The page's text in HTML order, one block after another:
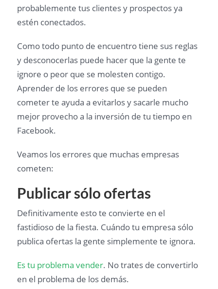
probablemente tus clientes y prospectos ya
estén conectados.
Como todo punto de encuentro tiene sus reglas
y desconocerlas puede hacer que la gente te
ignore o peor que se molesten contigo.
Aprender de los errores que se pueden
cometer te ayuda a evitarlos y sacarle mucho
mejor provecho a la inversión de tu tiempo en
Facebook.
Veamos los errores que muchas empresas
cometen:
Publicar sólo ofertas
Definitivamente esto te convierte en el
fastidioso de la fiesta. Cuándo tu empresa sólo
publica ofertas la gente simplemente te ignora.
Es tu problema vender. No trates de convertirlo
en el problema de los demás.